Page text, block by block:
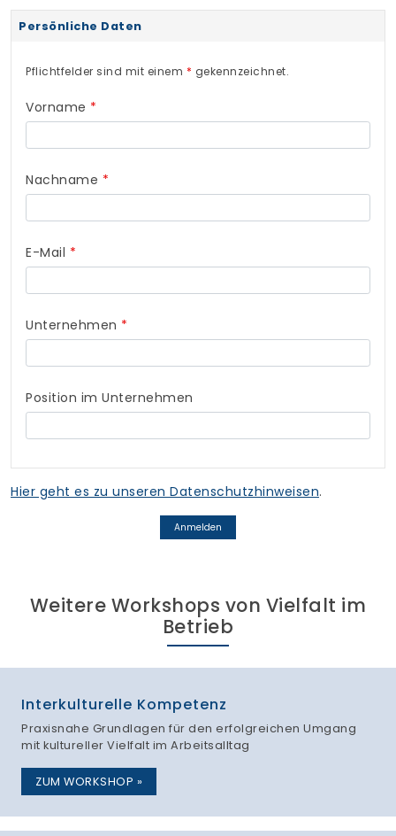
Weitere Workshops von Vielfalt im
Betrieb
Interkulturelle Kompetenz
Praxisnahe Grundlagen für den erfolgreichen Umgang
mit kultureller Vielfalt im Arbeitsalltag
ZUM WORKSHOP »